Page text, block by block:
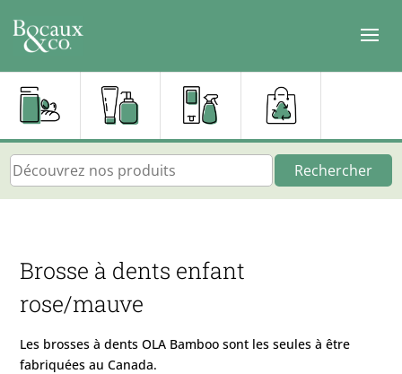
Rechercher
Brosse à dents enfant
rose/mauve
Les brosses à dents OLA Bamboo sont les seules à être
fabriquées au Canada.